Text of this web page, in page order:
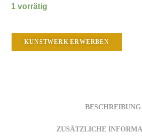
1 vorrätig
KUNSTWERK ERWERBEN
BESCHREIBUNG
ZUSÄTZLICHE